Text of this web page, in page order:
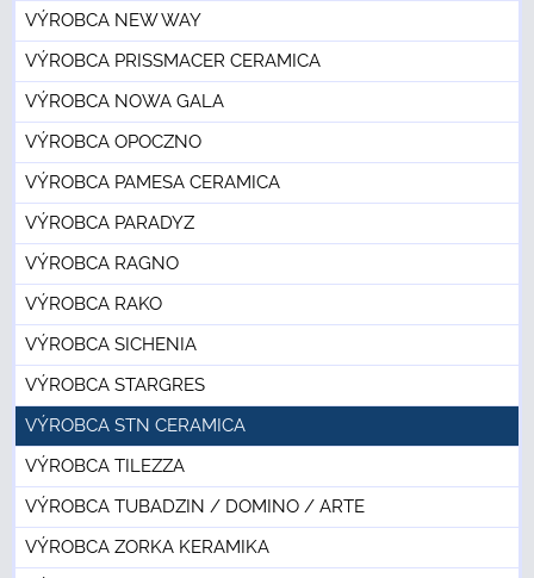
VÝROBCA NEW WAY
VÝROBCA PRISSMACER CERAMICA
VÝROBCA NOWA GALA
VÝROBCA OPOCZNO
VÝROBCA PAMESA CERAMICA
VÝROBCA PARADYZ
VÝROBCA RAGNO
VÝROBCA RAKO
VÝROBCA SICHENIA
VÝROBCA STARGRES
VÝROBCA STN CERAMICA
VÝROBCA TILEZZA
VÝROBCA TUBADZIN / DOMINO / ARTE
VÝROBCA ZORKA KERAMIKA